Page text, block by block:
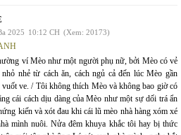
2025 10:12 CH (Xem: 20173)
ví Mèo như một người phụ nữ, bởi Mèo có vẻ
nhỏ nhẻ từ cách ăn, cách ngủ cả đến lúc Mèo gần
ve. / Tôi không thích Mèo và không bao giờ có
cái cách dịu dàng của Mèo như một sự dối trá ẩn
kiến và xót đau khi cái lũ mèo nhà hàng xóm xé
mình nuôi. Nửa đêm khuya khắc tôi hay bị thức